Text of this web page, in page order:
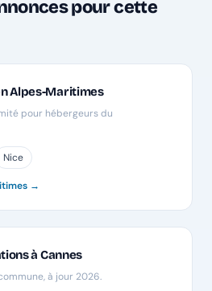
pour cette
Alpes-Maritimes
pour hébergeurs du
Nice
→
à Cannes
à jour 2026.